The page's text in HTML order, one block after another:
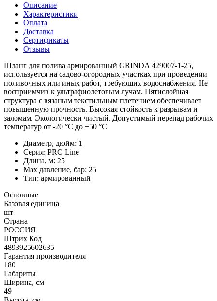
Описание
Характеристики
Оплата
Доставка
Сертификаты
Отзывы
Шланг для полива армированный GRINDA 429007-1-25,
используется на садово-огородных участках при проведении
поливочных или иных работ, требующих водоснабжения. Не
восприимчив к ультрафиолетовым лучам. Пятислойная
структура с вязаным текстильным плетением обеспечивает
повышенную прочность. Высокая стойкость к разрывам и
заломам. Экологически чистый. Допустимый перепад рабочих
температур от -20 °С до +50 °С.
Диаметр, дюйм: 1
Серия: PRO Line
Длина, м: 25
Max давление, бар: 25
Тип: армированный
Основные
Базовая единица
шт
Страна
РОССИЯ
Штрих Код
4893925602635
Гарантия производителя
180
Габариты
Ширина, см
49